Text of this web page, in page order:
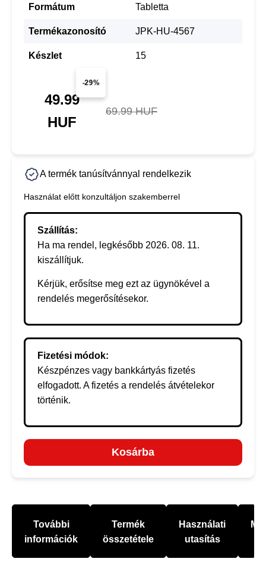
Formátum Tabletta
Termékazonosító JPK-HU-4567
Készlet 15
-29%
49.99
HUF
69.99 HUF
A termék tanúsítvánnyal rendelkezik
Használat előtt konzultáljon szakemberrel
Szállítás:
Ha ma rendel, legkésőbb 2026. 08. 11.
kiszállítjuk.
Kérjük, erősítse meg ezt az ügynökével a
rendelés megerősítésekor.
Fizetési módok:
Készpénzes vagy bankkártyás fizetés
elfogadott. A fizetés a rendelés átvételekor
történik.
Kosárba
További
információk
Termék
összetétele
Használati
utasítás